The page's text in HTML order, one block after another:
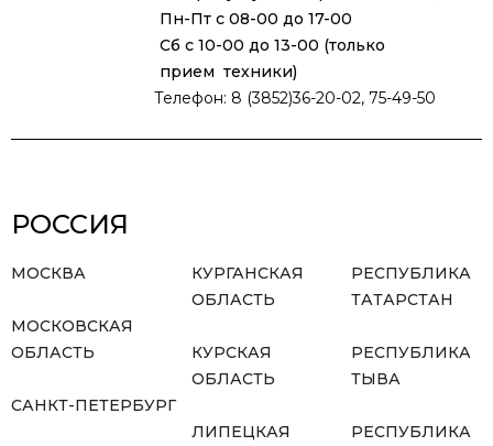
Пн-Пт с 08-00 до 17-00
Сб с 10-00 до 13-00 (только
прием техники)
Телефон: 8 (3852)36-20-02, 75-49-50
РОССИЯ
МОСКВА
МОСКОВСКАЯ
ОБЛАСТЬ
САНКТ-ПЕТЕРБУРГ
КУРГАНСКАЯ
ОБЛАСТЬ
КУРСКАЯ
ОБЛАСТЬ
ЛИПЕЦКАЯ
РЕСПУБЛИКА
ТАТАРСТАН
РЕСПУБЛИКА
ТЫВА
РЕСПУБЛИКА